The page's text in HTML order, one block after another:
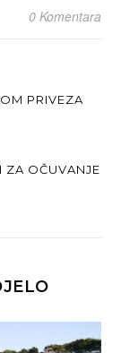
0 Komentara
PRIVEZA
ZA OČUVANJE